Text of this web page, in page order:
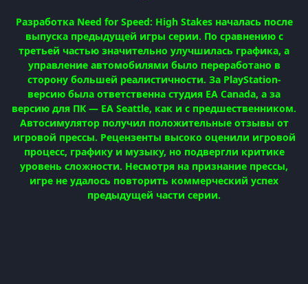
Разработка Need for Speed: High Stakes началась после
выпуска предыдущей игры серии. По сравнению с
третьей частью значительно улучшилась графика, а
управление автомобилями было переработано в
сторону большей реалистичности. За PlayStation-
версию была ответственна студия EA Canada, а за
версию для ПК — EA Seattle, как и с предшественником.
Автосимулятор получил положительные отзывы от
игровой прессы. Рецензенты высоко оценили игровой
процесс, графику и музыку, но подвергли критике
уровень сложности. Несмотря на признание прессы,
игре не удалось повторить коммерческий успех
предыдущей части серии.